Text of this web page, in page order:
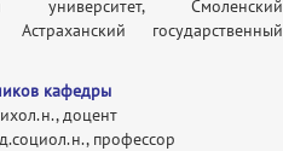
университет, Смоленский
Астраханский государственный
кафедры
доцент
профессор